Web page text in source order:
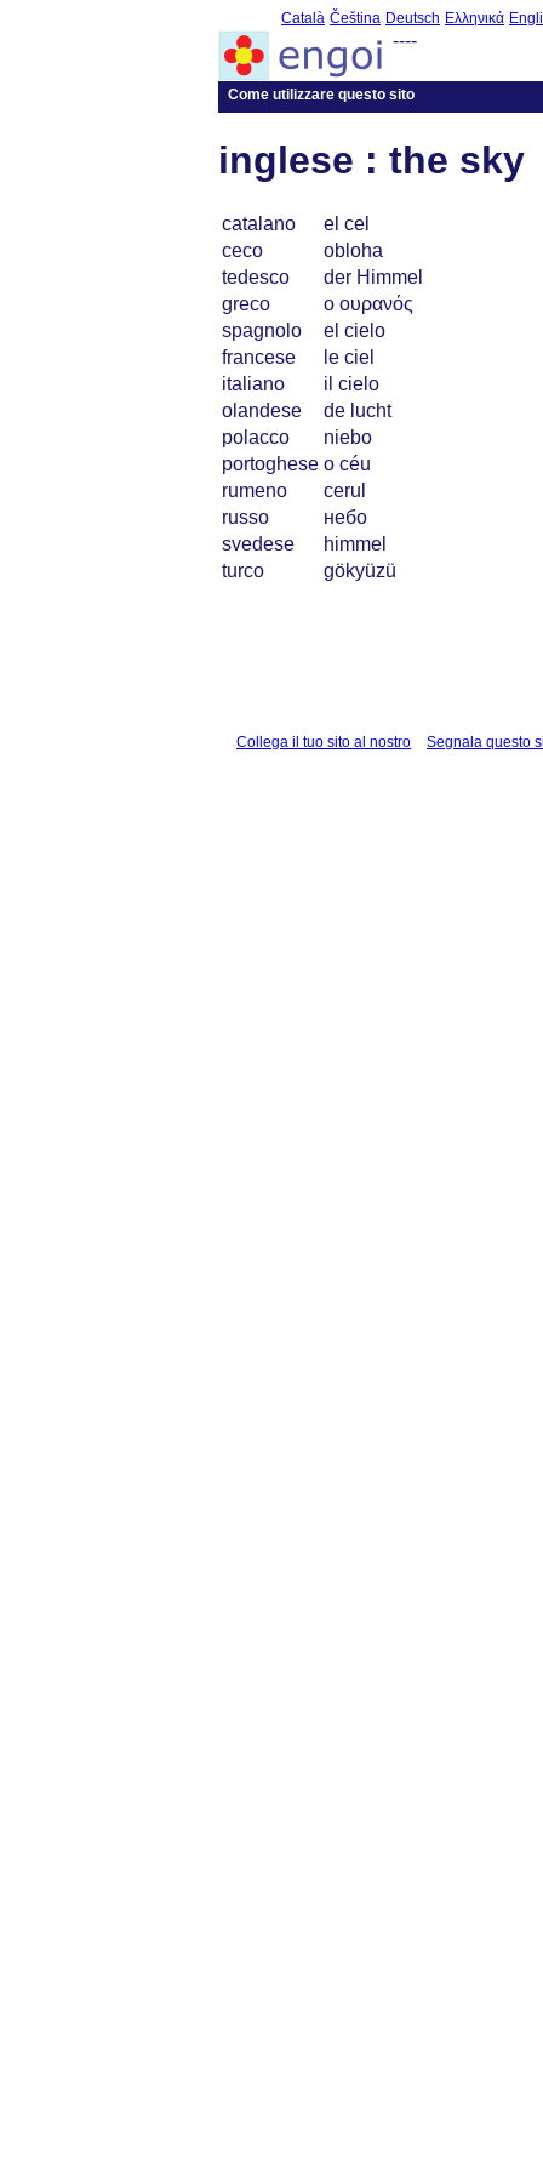
Català Čeština Deutsch Ελληνικά
----
Come utilizzare questo sito
inglese : the sky
catalano
el cel
ceco
obloha
tedesco
der Himmel
greco
ο ουρανός
spagnolo
el cielo
francese
le ciel
italiano
il cielo
olandese
de lucht
polacco
niebo
portoghese o céu
rumeno
cerul
russo
небо
svedese
himmel
turco
gökyüzü
Collega il tuo sito al nostro Segnala questo